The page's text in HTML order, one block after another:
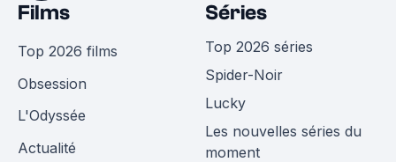
Films
Top 2026 films
Obsession
L'Odyssée
Actualité
Séries
Top 2026 séries
Spider-Noir
Lucky
Les nouvelles séries du
moment